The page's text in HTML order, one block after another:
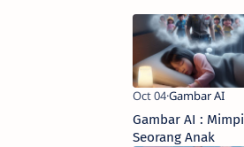
Gambar AI : Mimpi
Seorang Anak